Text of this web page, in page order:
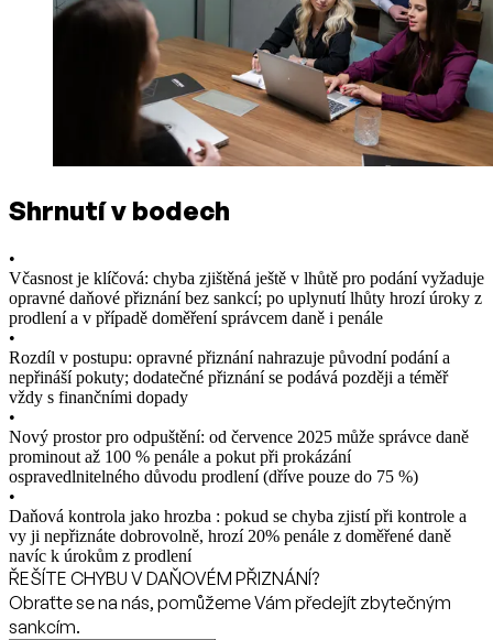
Shrnutí v bodech
•
Včasnost je klíčová: chyba zjištěná ještě v lhůtě pro podání vyžaduje
opravné daňové přiznání bez sankcí; po uplynutí lhůty hrozí úroky z
prodlení a v případě doměření správcem daně i penále
•
Rozdíl v postupu: opravné přiznání nahrazuje původní podání a
nepřináší pokuty; dodatečné přiznání se podává později a téměř
vždy s finančními dopady
•
Nový prostor pro odpuštění: od července 2025 může správce daně
prominout až 100 % penále a pokut při prokázání
ospravedlnitelného důvodu prodlení (dříve pouze do 75 %)
•
Daňová kontrola jako hrozba : pokud se chyba zjistí při kontrole a
vy ji nepřiznáte dobrovolně, hrozí 20% penále z doměřené daně
navíc k úrokům z prodlení
ŘEŠÍTE CHYBU V DAŇOVÉM PŘIZNÁNÍ?
Obraťte se na nás, pomůžeme Vám předejít zbytečným
sankcím.